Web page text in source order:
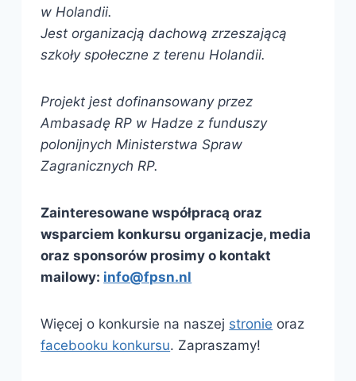
w Holandii.
Jest organizacją dachową zrzeszającą
szkoły społeczne z terenu Holandii.
Projekt jest dofinansowany przez
Ambasadę RP w Hadze z funduszy
polonijnych Ministerstwa Spraw
Zagranicznych RP.
Zainteresowane współpracą oraz
wsparciem konkursu organizacje, media
oraz sponsorów prosimy o kontakt
mailowy: info@fpsn.nl
Więcej o konkursie na naszej stronie oraz
facebooku konkursu. Zapraszamy!